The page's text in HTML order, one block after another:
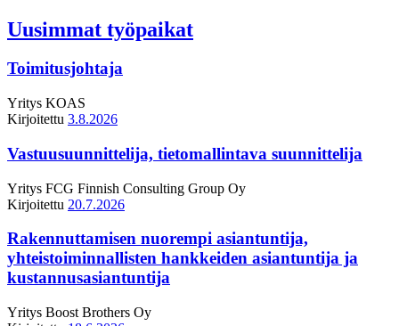
Uusimmat työpaikat
Toimitusjohtaja
Yritys KOAS
Kirjoitettu 3.8.2026
Vastuusuunnittelija, tietomallintava suunnittelija
Yritys FCG Finnish Consulting Group Oy
Kirjoitettu 20.7.2026
Rakennuttamisen nuorempi asiantuntija,
yhteistoiminnallisten hankkeiden asiantuntija ja
kustannusasiantuntija
Yritys Boost Brothers Oy